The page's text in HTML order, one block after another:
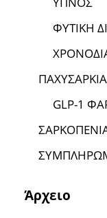
ΦΥΤΙΚΗ
ΠΑΧΥΣΑΡΚΙΑ
GLP-1
Άρχειο